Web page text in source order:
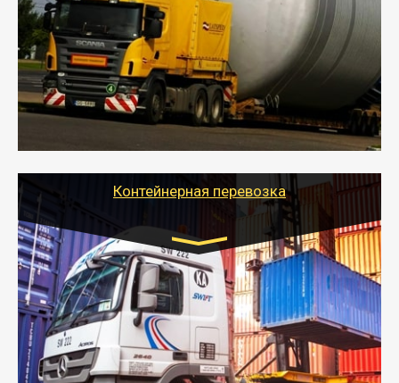
- Перевозка техники и негабаритных грузов
осуществляется после получения разрешения на
перевозку (обычно 7-14 дней).
- Тайгер Логистик в короткие сроки поможет вам
качественно и безопасно перевезти негабаритные
грузы по всей России тралом, манипулятором и
другим транспортом и подобрать оптимальный
Контейнерная перевозка
Цена за км. Рассчитывается
индивидуально
- Контейнерные грузоперевозки на специальном
оборудованном транспорте быстро, качественно и
безопасно.